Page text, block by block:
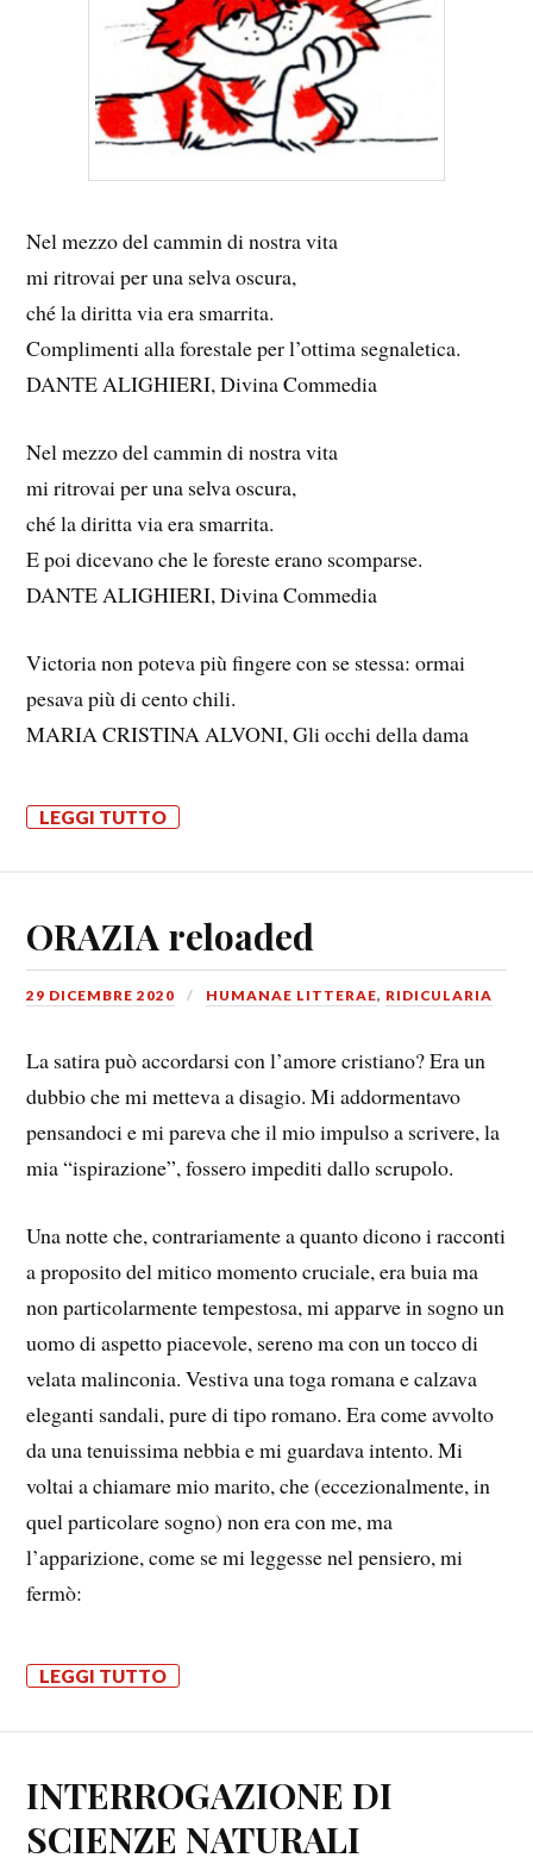
Nel mezzo del cammin di nostra vita
mi ritrovai per una selva oscura,
ché la diritta via era smarrita.
Complimenti alla forestale per l’ottima segnaletica.
DANTE ALIGHIERI, Divina Commedia
Nel mezzo del cammin di nostra vita
mi ritrovai per una selva oscura,
ché la diritta via era smarrita.
E poi dicevano che le foreste erano scomparse.
DANTE ALIGHIERI, Divina Commedia
Victoria non poteva più fingere con se stessa: ormai
pesava più di cento chili.
MARIA CRISTINA ALVONI, Gli occhi della dama
LEGGI TUTTO
ORAZIA reloaded
29 DICEMBRE 2020 HUMANAE LITTERAE, RIDICULARIA
La satira può accordarsi con l’amore cristiano? Era un
dubbio che mi metteva a disagio. Mi addormentavo
pensandoci e mi pareva che il mio impulso a scrivere, la
mia “ispirazione”, fossero impediti dallo scrupolo.
Una notte che, contrariamente a quanto dicono i racconti
a proposito del mitico momento cruciale, era buia ma
non particolarmente tempestosa, mi apparve in sogno un
uomo di aspetto piacevole, sereno ma con un tocco di
velata malinconia. Vestiva una toga romana e calzava
eleganti sandali, pure di tipo romano. Era come avvolto
da una tenuissima nebbia e mi guardava intento. Mi
voltai a chiamare mio marito, che (eccezionalmente, in
quel particolare sogno) non era con me, ma
l’apparizione, come se mi leggesse nel pensiero, mi
fermò:
LEGGI TUTTO
INTERROGAZIONE DI
SCIENZE NATURALI